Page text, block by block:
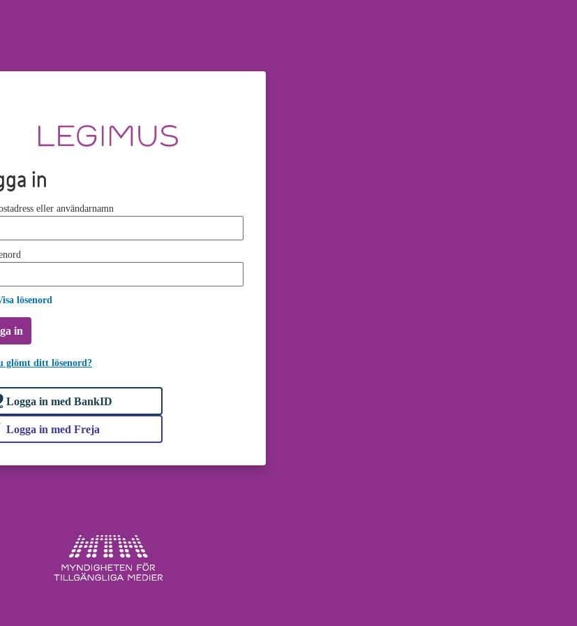
in
eller användarnamn
lösenord
in
glömt ditt lösenord?
Logga in med BankID
Logga in med Freja